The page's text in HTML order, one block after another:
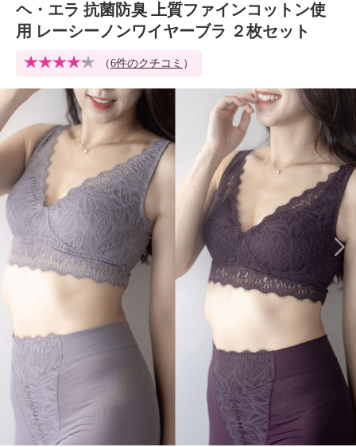
ヘ・エラ 抗菌防臭 上質ファインコットン使
用 レーシーノンワイヤーブラ ２枚セット
（6件のクチコミ ）